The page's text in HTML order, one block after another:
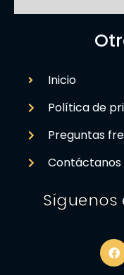
Inicio
Política de
Preguntas
Contáctanos
Síguenos